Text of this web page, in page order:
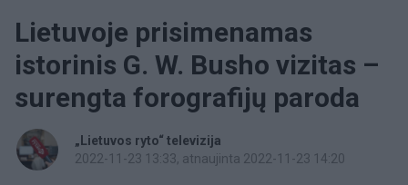
Lietuvoje prisimenamas
istorinis G. W. Busho vizitas –
surengta forografijų paroda
„Lietuvos ryto“ televizija
2022-11-23 13:33, atnaujinta 2022-11-23 14:20